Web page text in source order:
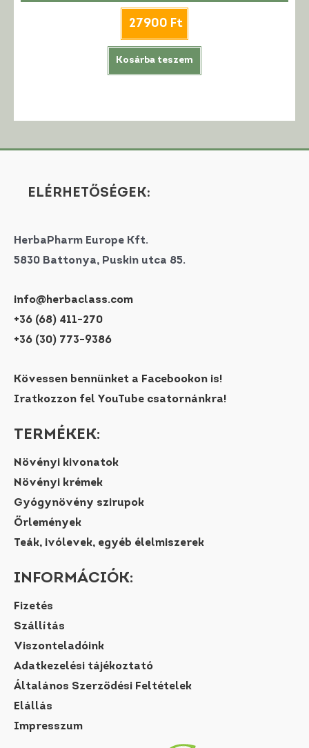
27900 Ft
Kosárba teszem
ELÉRHETŐSÉGEK:
HerbaPharm Europe Kft.
5830 Battonya, Puskin utca 85.
info@herbaclass.com
+36 (68) 411-270
+36 (30) 773-9386
Kövessen bennünket a Facebookon is!
Iratkozzon fel YouTube csatornánkra!
TERMÉKEK:
Növényi kivonatok
Növényi krémek
Gyógynövény szirupok
Őrlemények
Teák, ivólevek, egyéb élelmiszerek
INFORMÁCIÓK:
Fizetés
Szállítás
Viszonteladóink
Adatkezelési tájékoztató
Általános Szerződési Feltételek
Elállás
Impresszum